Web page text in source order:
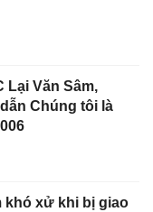
Lại Văn Sâm,
Chúng tôi là
khó xử khi bị giao